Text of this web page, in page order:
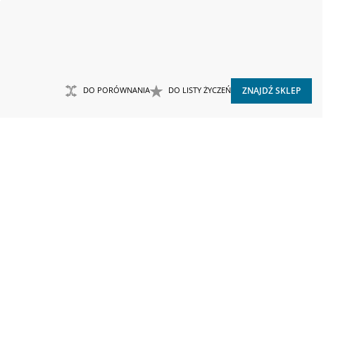
DO LISTY ŻYCZEŃ
DO PORÓWNANIA ZNAJDŹ SKLEP